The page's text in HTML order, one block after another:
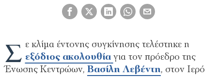
Σ ε κλίμα έντονης συγκίνησης τελέστηκε η
εξόδιος ακολουθία για τον πρόεδρο της
Ένωσης Κεντρώων, Βασίλη Λεβέντη, στον Ιερό